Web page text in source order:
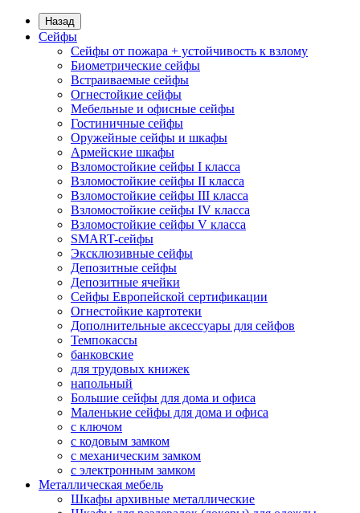
Назад
Сейфы
Сейфы от пожара + устойчивость к взлому
Биометрические сейфы
Встраиваемые сейфы
Огнестойкие сейфы
Мебельные и офисные сейфы
Гостиничные сейфы
Оружейные сейфы и шкафы
Армейские шкафы
Взломостойкие сейфы I класса
Взломостойкие сейфы II класса
Взломостойкие сейфы III класса
Взломостойкие сейфы IV класса
Взломостойкие сейфы V класса
SMART-сейфы
Эксклюзивные сейфы
Депозитные сейфы
Депозитные ячейки
Сейфы Европейской сертификации
Огнестойкие картотеки
Дополнительные аксессуары для сейфов
Темпокассы
банковские
для трудовых книжек
напольный
Большие сейфы для дома и офиса
Маленькие сейфы для дома и офиса
с ключом
с кодовым замком
с механическим замком
с электронным замком
Металлическая мебель
Шкафы архивные металлические